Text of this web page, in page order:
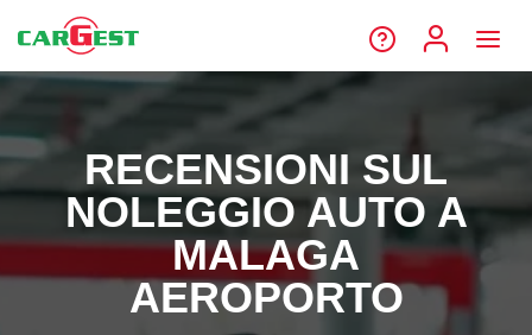
RECENSIONI SUL
NOLEGGIO AUTO A
MALAGA
AEROPORTO